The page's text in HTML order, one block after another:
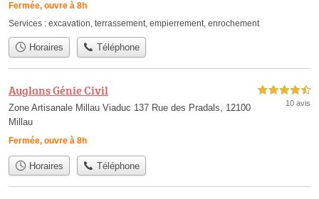
Fermée, ouvre à 8h
Services : excavation, terrassement, empierrement, enrochement
Horaires Téléphone
Auglans Génie Civil
Zone Artisanale Millau Viaduc 137 Rue des Pradals, 12100
Millau
Fermée, ouvre à 8h
4,5 étoiles sur 5
10 avis
Horaires Téléphone